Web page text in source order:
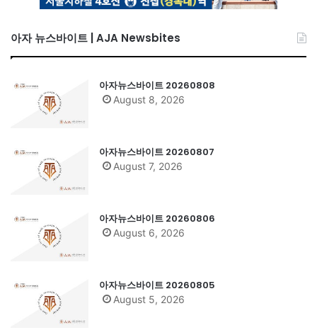
아자 뉴스바이트 | AJA Newsbites
아자뉴스바이트 20260808
August 8, 2026
아자뉴스바이트 20260807
August 7, 2026
아자뉴스바이트 20260806
August 6, 2026
아자뉴스바이트 20260805
August 5, 2026